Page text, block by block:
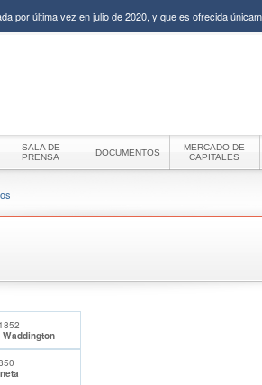
por última vez en julio de 2020, y que es ofrecida
SALA DE
PRENSA
DOCUMENTOS
MERCADO DE
CAPITALES